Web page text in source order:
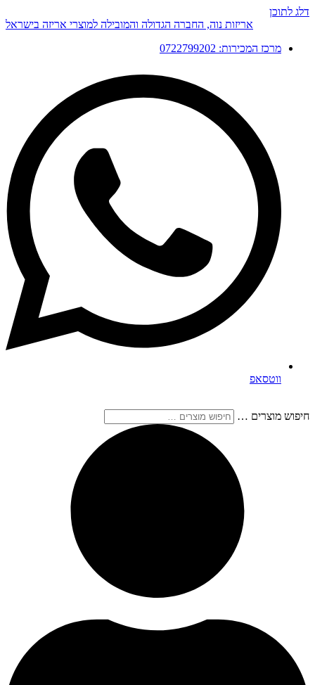
דלג לתוכן
אריזות נוה, החברה הגדולה והמובילה למוצרי אריזה בישראל
מרכז המכירות: 0722799202
ווטסאפ
חיפוש מוצרים …